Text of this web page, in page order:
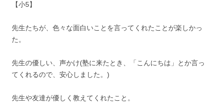
【小5】
先生たちが、色々な面白いことを言ってくれたことが楽しかっ
た。
先生の優しい、声かけ(塾に来たとき、「こんにちは」とか言っ
てくれるので、安心しました。)
先生や友達が優しく教えてくれたこと。